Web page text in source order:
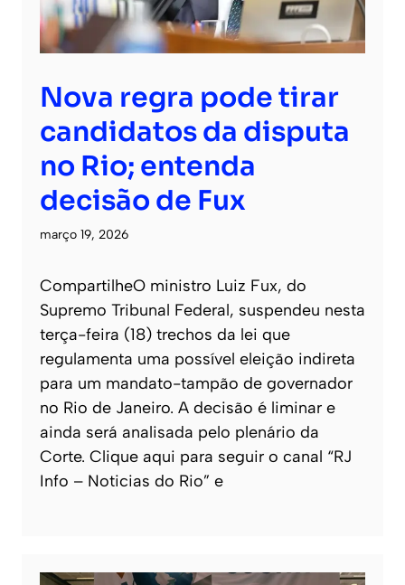
Nova regra pode tirar
candidatos da disputa
no Rio; entenda
decisão de Fux
março 19, 2026
CompartilheO ministro Luiz Fux, do
Supremo Tribunal Federal, suspendeu nesta
terça-feira (18) trechos da lei que
regulamenta uma possível eleição indireta
para um mandato-tampão de governador
no Rio de Janeiro. A decisão é liminar e
ainda será analisada pelo plenário da
Corte. Clique aqui para seguir o canal “RJ
Info – Noticias do Rio” e